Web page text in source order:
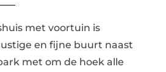
met voortuin is
en fijne buurt naast
met om de hoek alle